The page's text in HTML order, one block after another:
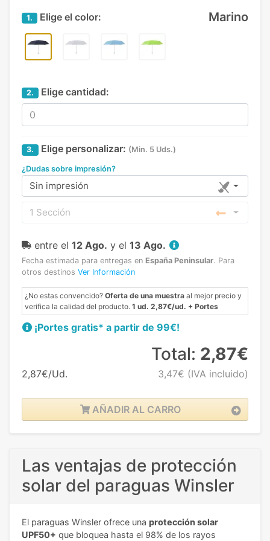
1. Elige el color: Marino
2. Elige cantidad:
3. Elige personalizar: (Min. 5 Uds.)
¿Dudas sobre impresión?
Sin impresión
1 Sección
entre el 12 Ago. y el 13 Ago.
Fecha estimada para entregas en España Peninsular. Para
otros destinos Ver Información
¿No estas convencido? Oferta de una muestra al mejor precio y
verifica la calidad del producto. 1 ud. 2,87€/ud. + Portes
¡Portes gratis* a partir de 99€!
2,87€/Ud.
Total: 2,87€
3,47€ (IVA incluido)
AÑADIR AL CARRO
Las ventajas de protección
solar del paraguas Winsler
El paraguas Winsler ofrece una protección solar
UPF50+ que bloquea hasta el 98% de los rayos